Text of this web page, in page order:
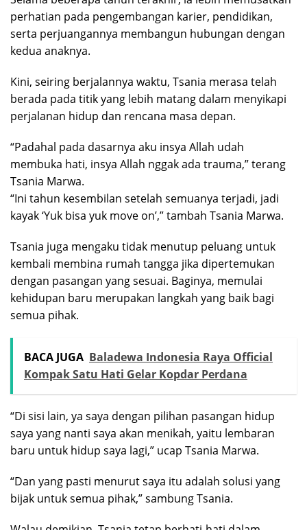
perhatian pada pengembangan karier, pendidikan,
serta perjuangannya membangun hubungan dengan
kedua anaknya.
Kini, seiring berjalannya waktu, Tsania merasa telah
berada pada titik yang lebih matang dalam menyikapi
perjalanan hidup dan rencana masa depan.
“Padahal pada dasarnya aku insya Allah udah
membuka hati, insya Allah nggak ada trauma,” terang
Tsania Marwa.
“Ini tahun kesembilan setelah semuanya terjadi, jadi
kayak ‘Yuk bisa yuk move on’,” tambah Tsania Marwa.
Tsania juga mengaku tidak menutup peluang untuk
kembali membina rumah tangga jika dipertemukan
dengan pasangan yang sesuai. Baginya, memulai
kehidupan baru merupakan langkah yang baik bagi
semua pihak.
BACA JUGA Baladewa Indonesia Raya Official
Kompak Satu Hati Gelar Kopdar Perdana
“Di sisi lain, ya saya dengan pilihan pasangan hidup
saya yang nanti saya akan menikah, yaitu lembaran
baru untuk hidup saya lagi,” ucap Tsania Marwa.
“Dan yang pasti menurut saya itu adalah solusi yang
bijak untuk semua pihak,” sambung Tsania.